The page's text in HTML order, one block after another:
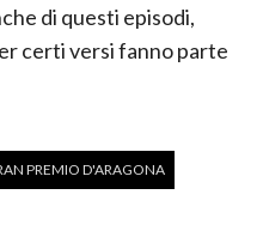
di questi episodi,
certi versi fanno parte
PREMIO D'ARAGONA